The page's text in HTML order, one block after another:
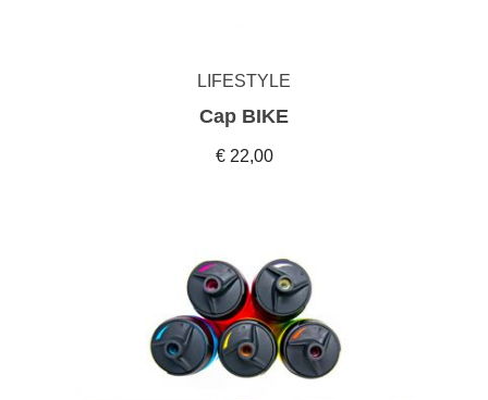
LIFESTYLE
Cap BIKE
€ 22,00